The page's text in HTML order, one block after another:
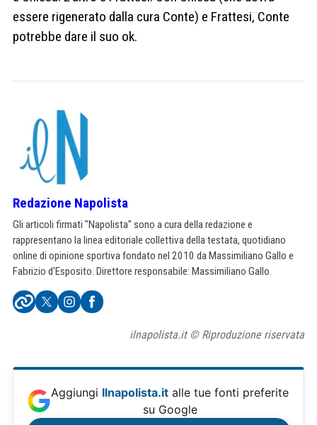
essere rigenerato dalla cura Conte) e Frattesi, Conte
potrebbe dare il suo ok.
Redazione Napolista
Gli articoli firmati "Napolista" sono a cura della redazione e
rappresentano la linea editoriale collettiva della testata, quotidiano
online di opinione sportiva fondato nel 2010 da Massimiliano Gallo e
Fabrizio d'Esposito. Direttore responsabile: Massimiliano Gallo.
ilnapolista.it © Riproduzione riservata
Aggiungi Ilnapolista.it alle tue fonti preferite
su Google